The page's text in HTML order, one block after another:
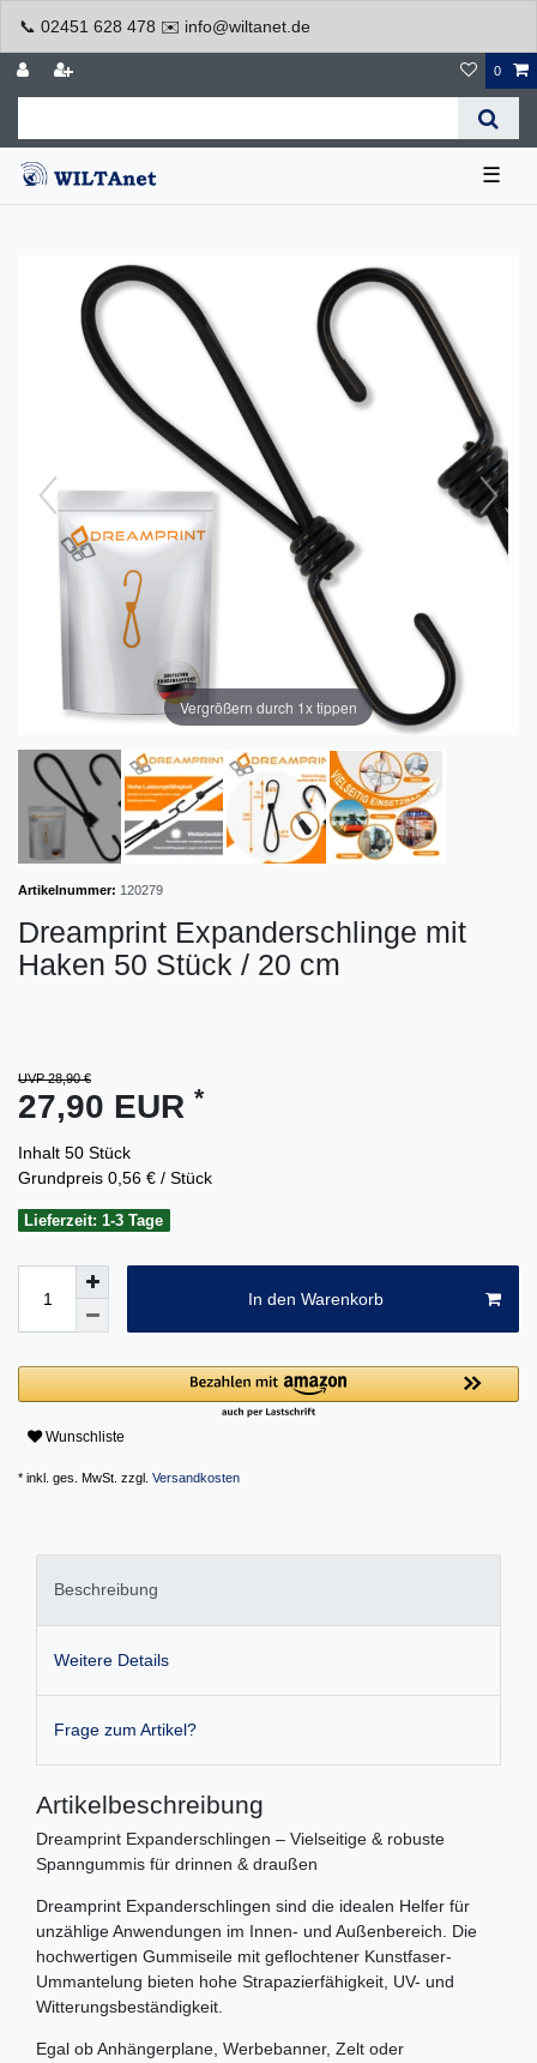
📞 02451 628 478 ✉️ info@wiltanet.de
0
☰
Vergrößern durch 1x tippen
Artikelnummer: 120279
Dreamprint Expanderschlinge mit
Haken 50 Stück / 20 cm
UVP 28,90 €
27,90 EUR *
Inhalt 50 Stück
Grundpreis 0,56 € / Stück
Lieferzeit: 1-3 Tage
In den Warenkorb
Wunschliste
* inkl. ges. MwSt. zzgl. Versandkosten
Beschreibung
Weitere Details
Frage zum Artikel?
Artikelbeschreibung
Dreamprint Expanderschlingen – Vielseitige & robuste
Spanngummis für drinnen & draußen
Dreamprint Expanderschlingen sind die idealen Helfer für
unzählige Anwendungen im Innen- und Außenbereich. Die
hochwertigen Gummiseile mit geflochtener Kunstfaser-
Ummantelung bieten hohe Strapazierfähigkeit, UV- und
Witterungsbeständigkeit.
Egal ob Anhängerplane, Werbebanner, Zelt oder